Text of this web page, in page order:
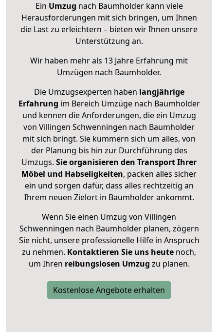
Ein Umzug nach Baumholder kann viele
Herausforderungen mit sich bringen, um Ihnen
die Last zu erleichtern – bieten wir Ihnen unsere
Unterstützung an.
Wir haben mehr als 13 Jahre Erfahrung mit
Umzügen nach Baumholder.
Die Umzugsexperten haben langjährige
Erfahrung im Bereich Umzüge nach Baumholder
und kennen die Anforderungen, die ein Umzug
von Villingen Schwenningen nach Baumholder
mit sich bringt. Sie kümmern sich um alles, von
der Planung bis hin zur Durchführung des
Umzugs. Sie organisieren den Transport Ihrer
Möbel und Habseligkeiten, packen alles sicher
ein und sorgen dafür, dass alles rechtzeitig an
Ihrem neuen Zielort in Baumholder ankommt.
Wenn Sie einen Umzug von Villingen
Schwenningen nach Baumholder planen, zögern
Sie nicht, unsere professionelle Hilfe in Anspruch
zu nehmen. Kontaktieren Sie uns heute noch,
um Ihren reibungslosen Umzug zu planen.
Kostenlose Angebote erhalten